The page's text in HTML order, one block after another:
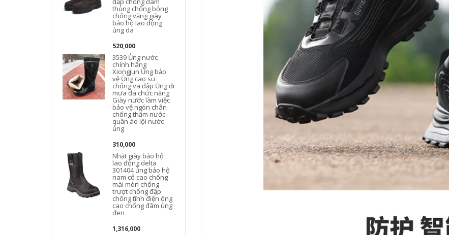
thủng chống bỏng
chống văng giày
bảo hộ lao động
ủng da
520,000
3539 Ủng nước
chính hãng
Xiongjun Ủng bảo
vệ Ủng cao su
chống va đập Ủng đi
mưa đa chức năng
Giày nước làm việc
bảo vệ ngón chân
chống thấm nước
quần áo lội nước
ủng
310,000
Nhặt giày bảo hộ
lao động delta
301404 ủng bảo hộ
nam cổ cao chống
mài mòn chống
trượt chống đập
chống tĩnh điện ống
cao chống đâm ủng
đen
1,316,000
cho nam Ủng đi
nước chống trượt
chống nước cho
nam Ủng đi mưa
Ủng đi mưa ngoại
thương đinh thép
đáy câu cá Ủng đi
mưa đặc biệt nam
cao su chống trượt
giày câu cá đá giày
chống thấm nước
trang chống thấm
động nam nữ chống
đập mũi thép chống
đâm có lỗ thoáng
khí an toàn lao
động công trường
giày giay bảo hộ lao
động
696,000
Bảo hiểm lao động
chắc chắn giày nam
chống va đập mũi
thép chống đâm
giày bảo hiểm lao
động nam công
hộ lao động nữ thợ
điện giầy bao hộ
912,000
Giày bảo hộ lao
chống trơn trượt
nhập thoải mái
thoáng khí giày ủng